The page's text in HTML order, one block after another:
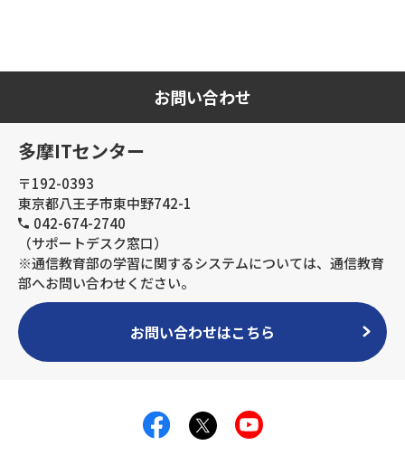
お問い合わせ
多摩ITセンター
〒192-0393
東京都八王子市東中野742-1
042-674-2740
（サポートデスク窓口）
※通信教育部の学習に関するシステムについては、通信教育
部へお問い合わせください。
お問い合わせはこちら